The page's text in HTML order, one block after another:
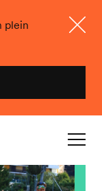
plein